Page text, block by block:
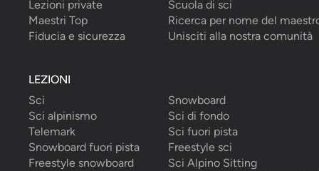
Lezioni private
Scuola di sci
Maestri Top
Ricerca per nome del
Fiducia e sicurezza
Unisciti alla nostra comunità
LEZIONI
Sci
Snowboard
Sci alpinismo
Sci di fondo
Telemark
Sci fuori pista
Snowboard fuori pista
Freestyle sci
Freestyle snowboard
Sci Alpino Sitting